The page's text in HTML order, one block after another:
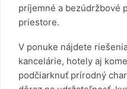
príjemné a bezúdržbové
priestore.
V ponuke nájdete
kancelárie, hotely aj
podčiarknuť prírodný